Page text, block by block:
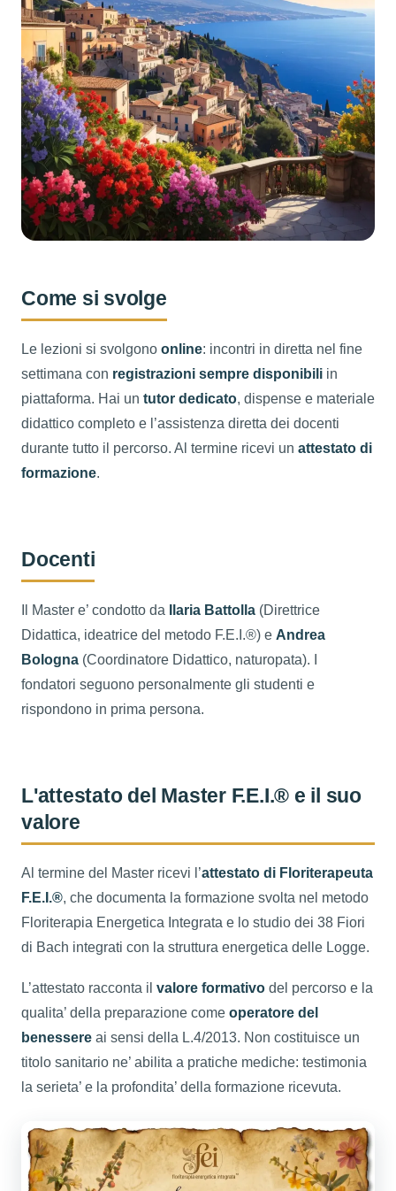
Come si svolge
Le lezioni si svolgono online: incontri in diretta nel fine
settimana con registrazioni sempre disponibili in
piattaforma. Hai un tutor dedicato, dispense e materiale
didattico completo e l’assistenza diretta dei docenti
durante tutto il percorso. Al termine ricevi un attestato di
formazione.
Docenti
Il Master e’ condotto da Ilaria Battolla (Direttrice
Didattica, ideatrice del metodo F.E.I.®) e Andrea
Bologna (Coordinatore Didattico, naturopata). I
fondatori seguono personalmente gli studenti e
rispondono in prima persona.
L'attestato del Master F.E.I.® e il suo
valore
Al termine del Master ricevi l’attestato di Floriterapeuta
F.E.I.®, che documenta la formazione svolta nel metodo
Floriterapia Energetica Integrata e lo studio dei 38 Fiori
di Bach integrati con la struttura energetica delle Logge.
L’attestato racconta il valore formativo del percorso e la
qualita’ della preparazione come operatore del
benessere ai sensi della L.4/2013. Non costituisce un
titolo sanitario ne’ abilita a pratiche mediche: testimonia
la serieta’ e la profondita’ della formazione ricevuta.